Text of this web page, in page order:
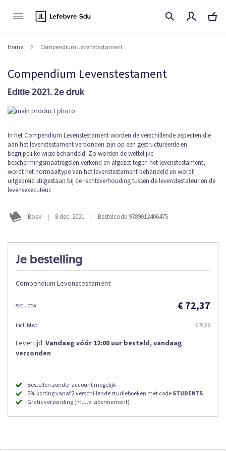
Home Compendium Levenstestament
Compendium Levenstestament
Editie 2021. 2e druk
Je bestelling
Compendium Levenstestament
€ 72,37
€ 78,88
Levertijd: Vandaag vóór 12:00 uur besteld, vandaag
verzonden
Bestellen zonder account mogelijk
5% korting vanaf 2 verschillende studieboeken met code STUDENT5
Gratis verzending (m.u.v. abonnement)
Ga
het
einde
van
de
afbeeldingen-
gallerij
Boek | 8 dec. 2021 | Bestelcode 9789012406475
Ga
naar
het
begin
van
de
In het Compendium Levenstestament worden de verschillende aspecten die
aan het levenstestament verbonden zijn op een gestructureerde en
begrijpelijke wijze behandeld. Zo worden de wettelijke
beschermingsmaatregelen verkend en afgezet tegen het levenstestament,
wordt het normaaltype van het levenstestament behandeld en wordt
uitgebreid stilgestaan bij de rechtsverhouding tussen de levenstestateur en de
levensexecuteur.